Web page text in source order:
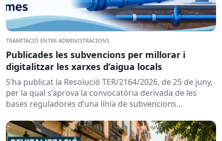
TRAMITACIÓ ENTRE ADMINISTRACIONS
Publicades les subvencions per millorar i
digitalitzar les xarxes d’aigua locals
S’ha publicat la Resolució TER/2164/2026, de 25 de juny,
per la qual s’aprova la convocatòria derivada de les
bases reguladores d’una línia de subvencions